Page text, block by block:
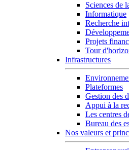
Sciences de
Informatique
Recherche
Projets
Tour
Infrastructures
Plateformes
Gestion des
Appui à la
Les centres
Bureau des
Nos valeurs et